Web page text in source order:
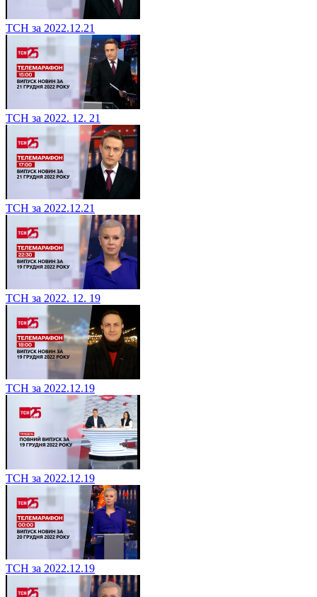
ТСН за 2022.12.21
ТСН за 2022. 12. 21
ТСН за 2022.12.21
ТСН за 2022. 12. 19
ТСН за 2022.12.19
ТСН за 2022.12.19
ТСН за 2022.12.19